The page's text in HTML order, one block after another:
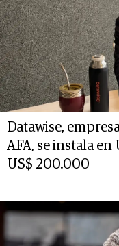
Datawise,
AFA, se instala
US$ 200.000